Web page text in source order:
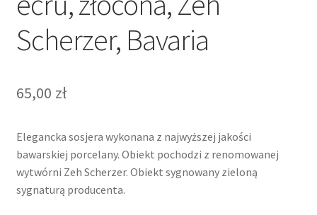
Scherzer, Bavaria
65,00 zł
Elegancka sosjera wykonana z najwyższej jakości
bawarskiej porcelany. Obiekt pochodzi z renomowanej
wytwórni Zeh Scherzer. Obiekt sygnowany zieloną
sygnaturą producenta.